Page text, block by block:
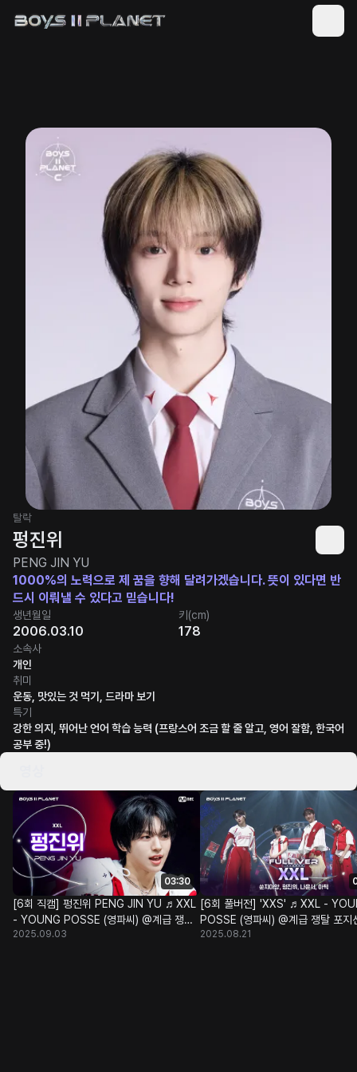
탈락
펑진위
PENG JIN YU
1000%의 노력으로 제 꿈을 향해 달려가겠습니다. 뜻이 있다면 반
드시 이뤄낼 수 있다고 믿습니다!
생년월일
2006.03.10
키(cm)
178
소속사
개인
취미
운동, 맛있는 것 먹기, 드라마 보기
특기
강한 의지, 뛰어난 언어 학습 능력 (프랑스어 조금 할 줄 알고, 영어 잘함, 한국어
공부 중!)
03:30
[6회 직캠] 펑진위 PENG JIN YU ♬XXL
- YOUNG POSSE (영파씨) @계급 쟁탈
포지션 배틀
2025.09.03
[6회 풀버전] 'XXS' ♬XXL -
POSSE (영파씨) @계급 쟁탈 포지
2025.08.21